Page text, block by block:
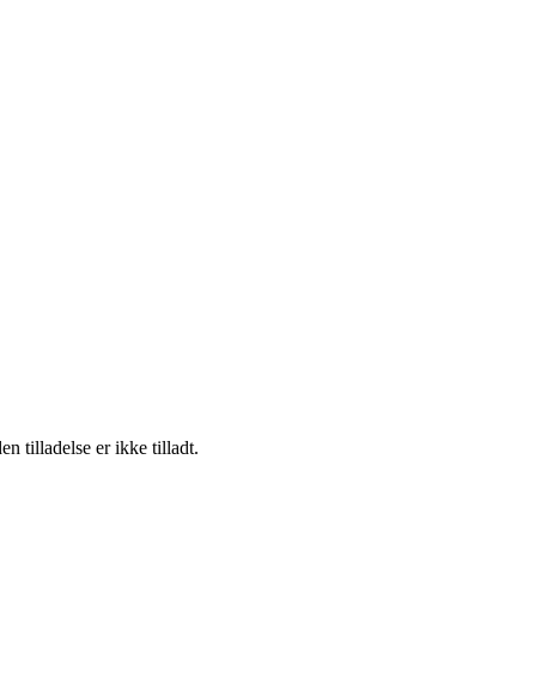
tilladelse er ikke tilladt.